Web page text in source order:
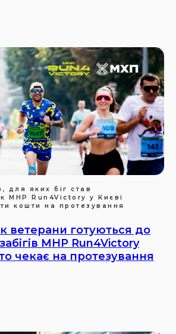
для яких біг став
MHP Run4Victory у Києві
кошти на протезування
ветерани готуються до
MHP Run4Victory
чекає на протезування